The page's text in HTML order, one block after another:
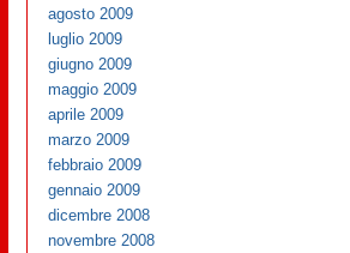
agosto 2009
luglio 2009
giugno 2009
maggio 2009
aprile 2009
marzo 2009
febbraio 2009
gennaio 2009
dicembre 2008
novembre 2008